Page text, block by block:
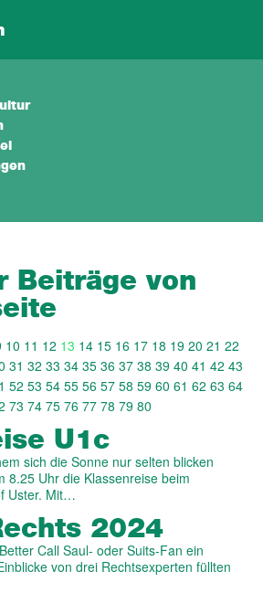
Beiträge von
10 11 12 13 14 15 16 17 18 19 20 21 22
31 32 33 34 35 36 37 38 39 40 41 42 43
52 53 54 55 56 57 58 59 60 61 62 63 64
73 74 75 76 77 78 79 80
U1c
sich die Sonne nur selten blicken
8.25 Uhr die Klassenreise beim
Uster. Mit…
2024
Call Saul- oder Suits-Fan ein
von drei Rechtsexperten füllten